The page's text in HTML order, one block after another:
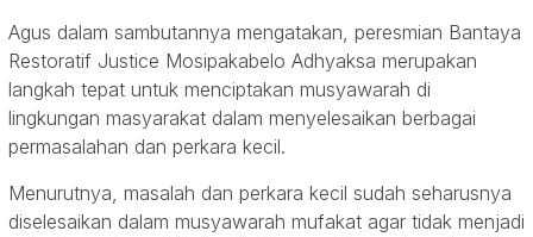
Agus dalam sambutannya mengatakan, peresmian Bantaya
Restoratif Justice Mosipakabelo Adhyaksa merupakan
langkah tepat untuk menciptakan musyawarah di
lingkungan masyarakat dalam menyelesaikan berbagai
permasalahan dan perkara kecil.
Menurutnya, masalah dan perkara kecil sudah seharusnya
diselesaikan dalam musyawarah mufakat agar tidak menjadi